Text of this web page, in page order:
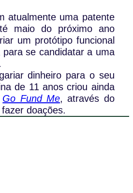
atualmente uma patente
maio do próximo ano
um protótipo funcional
para se candidatar a uma
dinheiro para o seu
de 11 anos criou ainda
Go Fund Me, através do
doações.